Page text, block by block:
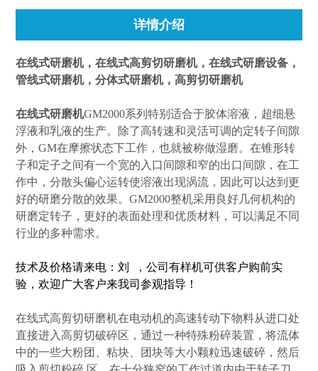
详情介绍
在线式研磨机，在线式高剪切研磨机，在线式研磨设备，
管线式研磨机，分体式研磨机，高剪切研磨机
在线式研磨机GM2000系列特别适合于胶体溶液，超细悬
浮液和乳液的生产。除了高转速和灵活可调的定转子间隙
外，GM在摩擦状态下工作，也就被称做湿磨。在锥形转
子和定子之间有一个宽的入口间隙和窄的出口间隙，在工
作中，分散头偏心运转使溶液出现涡流，因此可以达到更
好的研磨分散的效果。GM2000整机采用良好几何机构的
研磨定转子，更好的表面处理和优质材料，可以满足不同
行业的多种需求。
技术及价格请来电：刘 ，公司有样机可供客户购前实
验，欢迎广大客户来我司参观指导！
在线式高剪切研磨机在电动机的高速转动下物料从进口处
直接进入高剪切破碎区，通过一种特殊粉碎装置，将流体
中的一些大粉团、粘块、团块等大小颗粒迅速破碎，然后